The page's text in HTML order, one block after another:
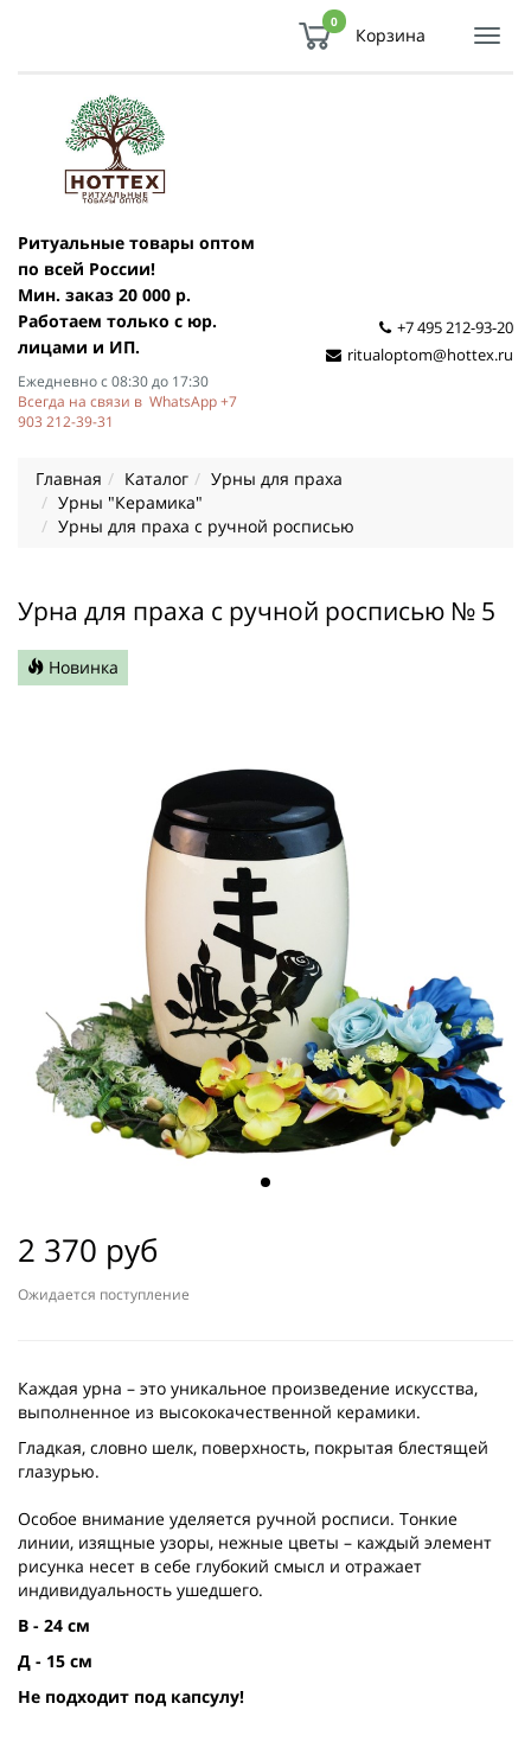
0
Корзина
Ритуальные товары оптом
по всей России!
Мин. заказ 20 000 р.
Работаем только с юр.
лицами и ИП.
Ежедневно с 08:30 до 17:30
Всегда на связи в WhatsApp +7
903 212-39-31
+7 495 212-93-20
ritualoptom@hottex.ru
Главная Каталог
Урны для праха
Урны "Керамика"
Урны для праха с ручной росписью
Урна для праха с ручной росписью № 5
Новинка
2 370 руб
Ожидается поступление
Каждая урна – это уникальное произведение искусства,
выполненное из высококачественной керамики.
Гладкая, словно шелк, поверхность, покрытая блестящей
глазурью.
Особое внимание уделяется ручной росписи. Тонкие
линии, изящные узоры, нежные цветы – каждый элемент
рисунка несет в себе глубокий смысл и отражает
индивидуальность ушедшего.
В - 24 см
Д - 15 см
Не подходит под капсулу!